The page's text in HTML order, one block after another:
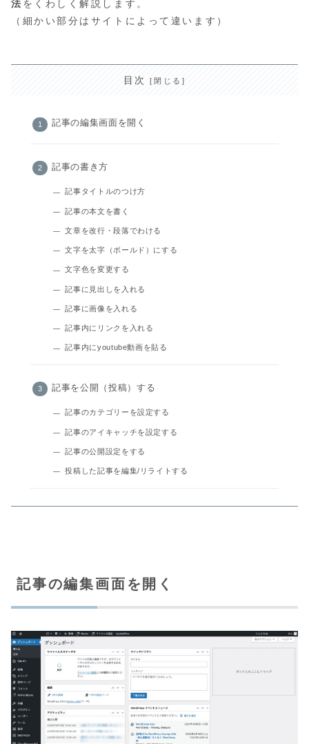
法 をくわしく解説します。
（細かい部分はサイトによって違います）
目次
記事の編集画面を開く
記事の書き方
記事タイトルのつけ方
記事の本文を書く
文章を改行・段落でわける
文字を太字（ボールド）にする
文字色を変更する
記事に見出しを入れる
記事に画像を入れる
記事内にリンクを入れる
記事内にyoutube動画を貼る
記事を公開（投稿）する
記事のカテゴリーを設定する
記事のアイキャッチを設定する
記事の公開設定をする
投稿した記事を編集/リライトする
記事の編集画面を開く